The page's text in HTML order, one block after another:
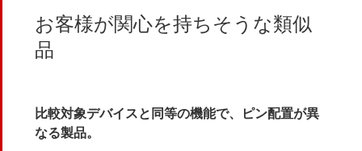
お客様が関心を持ちそうな類似
品
比較対象デバイスと同等の機能で、ピン配置が異
なる製品。